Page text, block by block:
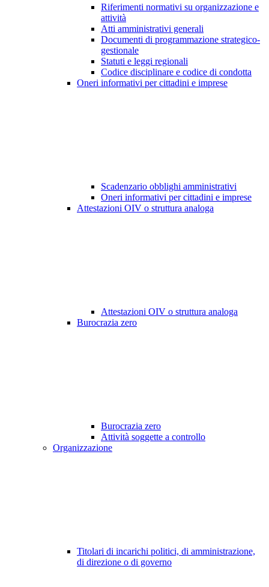
Riferimenti normativi su organizzazione e
attività
Atti amministrativi generali
Documenti di programmazione strategico-
gestionale
Statuti e leggi regionali
Codice disciplinare e codice di condotta
Oneri informativi per cittadini e imprese
Scadenzario obblighi amministrativi
Oneri informativi per cittadini e imprese
Attestazioni OIV o struttura analoga
Attestazioni OIV o struttura analoga
Burocrazia zero
Burocrazia zero
Attività soggette a controllo
Organizzazione
Titolari di incarichi politici, di amministrazione,
di direzione o di governo